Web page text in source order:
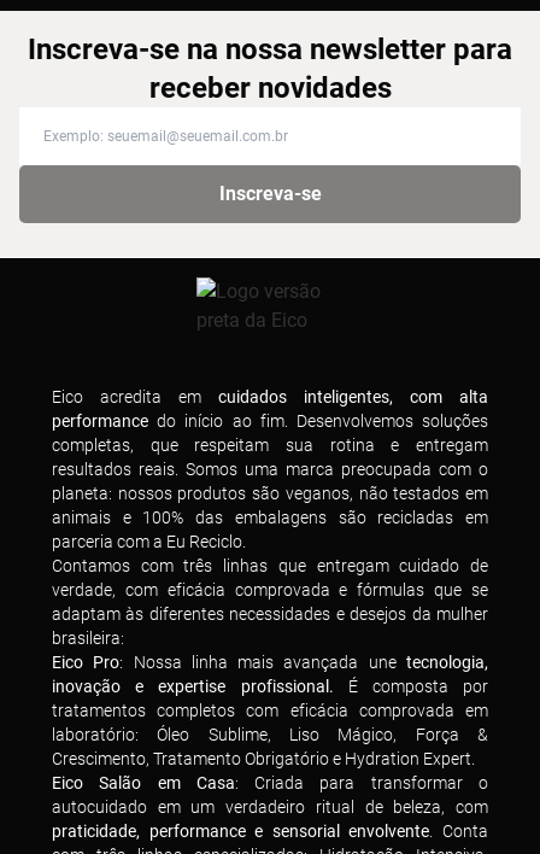
Inscreva-se na nossa newsletter para
receber novidades
Inscreva-se
Eico acredita em cuidados inteligentes, com alta
performance do início ao fim. Desenvolvemos soluções
completas, que respeitam sua rotina e entregam
resultados reais. Somos uma marca preocupada com o
planeta: nossos produtos são veganos, não testados em
animais e 100% das embalagens são recicladas em
parceria com a Eu Reciclo.
Contamos com três linhas que entregam cuidado de
verdade, com eficácia comprovada e fórmulas que se
adaptam às diferentes necessidades e desejos da mulher
brasileira:
Eico Pro: Nossa linha mais avançada unetecnologia,
inovação e expertise profissional. É composta por
tratamentos completos com eficácia comprovada em
laboratório: Óleo Sublime, Liso Mágico, Força &
Crescimento, Tratamento Obrigatório e Hydration Expert.
Eico Salão em Casa: Criada para transformar o
autocuidado em um verdadeiro ritual de beleza, com
praticidade, performance e sensorial envolvente . Conta